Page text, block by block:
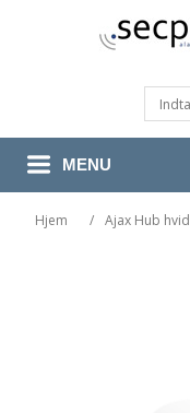
MENU
Hjem / Ajax Hub hvid